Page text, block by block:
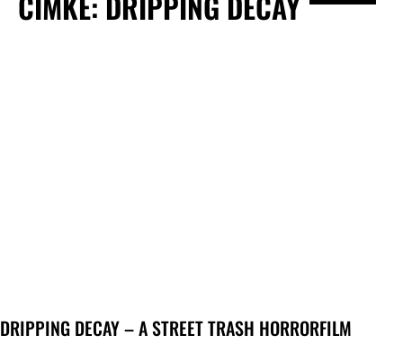
DRIPPING DECAY – A STREET TRASH HORRORFILM